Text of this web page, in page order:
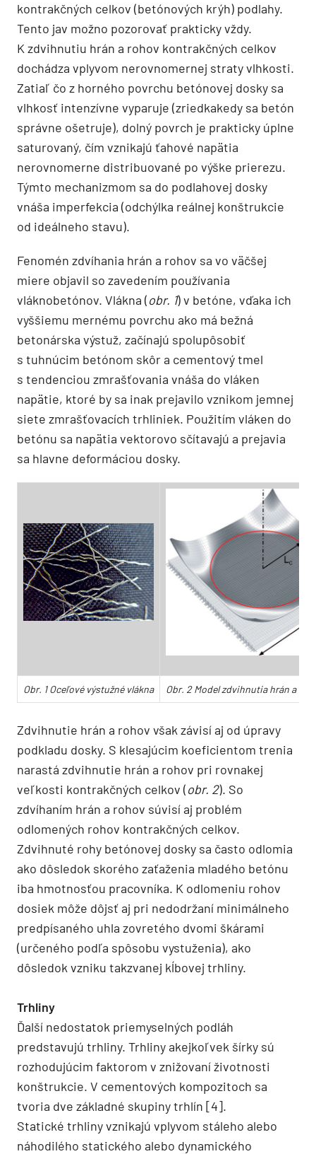
kontrakčných celkov (betónových krýh) podlahy.
Tento jav možno pozorovať prakticky vždy.
K zdvihnutiu hrán a rohov kontrakčných celkov
dochádza vplyvom nerovnomernej straty vlhkosti.
Zatiaľ čo z horného povrchu betónovej dosky sa
vlhkosť intenzívne vyparuje (zriedkakedy sa betón
správne ošetruje), dolný povrch je prakticky úplne
saturovaný, čím vznikajú ťahové napätia
nerovnomerne distribuované po výške prierezu.
Týmto mechanizmom sa do podlahovej dosky
vnáša imperfekcia (odchýlka reálnej konštrukcie
od ideálneho stavu).
Fenomén zdvíhania hrán a rohov sa vo väčšej
miere objavil so zavedením používania
vláknobetónov. Vlákna (obr. 1) v betóne, vďaka ich
vyššiemu mernému povrchu ako má bežná
betonárska výstuž, začínajú spolupôsobiť
s tuhnúcim betónom skôr a cementový tmel
s tendenciou zmrašťovania vnáša do vláken
napätie, ktoré by sa inak prejavilo vznikom jemnej
siete zmrašťovacích trhliniek. Použitím vláken do
betónu sa napätia vektorovo sčítavajú a prejavia
sa hlavne deformáciou dosky.
Obr. 1 Oceľové výstužné vlákna Obr. 2 Model zdvihnutia hrán a
Zdvihnutie hrán a rohov však závisí aj od úpravy
podkladu dosky. S klesajúcim koeficientom trenia
narastá zdvihnutie hrán a rohov pri rovnakej
veľkosti kontrakčných celkov (obr. 2). So
zdvíhaním hrán a rohov súvisí aj problém
odlomených rohov kontrakčných celkov.
Zdvihnuté rohy betónovej dosky sa často odlomia
ako dôsledok skorého zaťaženia mladého betónu
iba hmotnosťou pracovníka. K odlomeniu rohov
dosiek môže dôjsť aj pri nedodržaní minimálneho
predpísaného uhla zovretého dvomi škárami
(určeného podľa spôsobu vystuženia), ako
dôsledok vzniku takzvanej kĺbovej trhliny.
Trhliny
Ďalší nedostatok priemyselných podláh
predstavujú trhliny. Trhliny akejkoľvek šírky sú
rozhodujúcim faktorom v znižovaní životnosti
konštrukcie. V cementových kompozitoch sa
tvoria dve základné skupiny trhlín [4].
Statické trhliny vznikajú vplyvom stáleho alebo
náhodilého statického alebo dynamického